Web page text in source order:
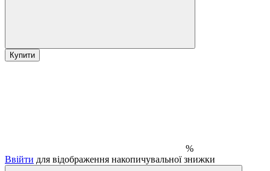
Купити
%
Ввійти для відображення накопичувальної знижки